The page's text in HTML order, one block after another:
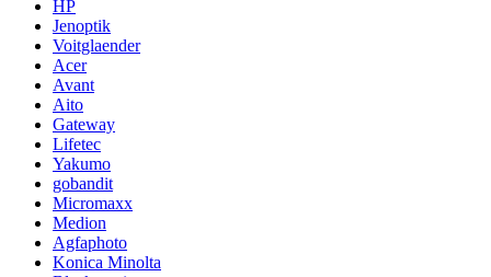
HP
Jenoptik
Voitglaender
Acer
Avant
Aito
Gateway
Lifetec
Yakumo
gobandit
Micromaxx
Medion
Agfaphoto
Konica Minolta